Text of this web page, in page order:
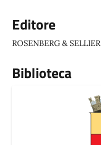
Editore
ROSENBERG & SELLIER
Biblioteca